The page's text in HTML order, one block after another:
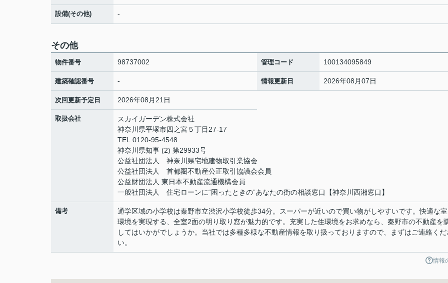
設備(その他) -
その他
物件番号 98737002 管理コード 100134095849
建築確認番号 - 情報更新日 2026年08月07日
次回更新予定日 2026年08月21日
取扱会社
スカイガーデン株式会社
神奈川県平塚市四之宮５丁目27-17
TEL:0120-95-4548
神奈川県知事 (2) 第29933号
公益社団法人 神奈川県宅地建物取引業協会
公益社団法人 首都圏不動産公正取引協議会会員
公益財団法人 東日本不動産流通機構会員
一般社団法人 住宅ローンに“困ったときの”あなたの街の相談窓口【神奈川西湘窓口】
備考
通学区域の小学校は秦野市立渋沢小学校徒歩34分。スーパーが近いので買い物がしやすいです。快適な
環境を実現する、全室2面の明り取り窓が魅力的です。充実した住環境をお求めなら、秦野市の不動産を
してはいかがでしょうか。当社では多種多様な不動産情報を取り扱っておりますので、まずはご連絡くだ
い。
情報